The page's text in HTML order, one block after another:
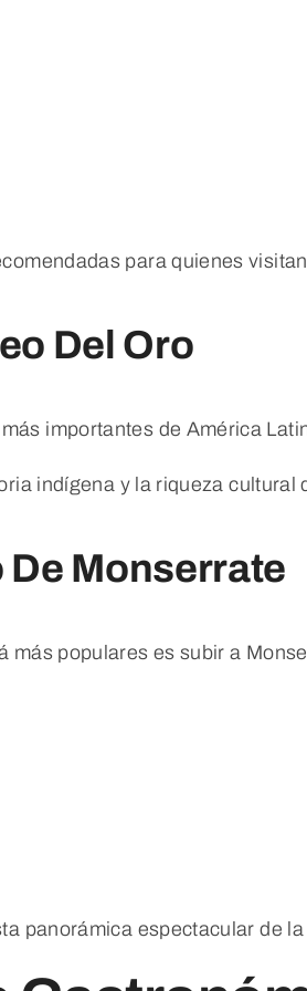
para quienes
Del Oro
importantes de América
indígena y la riqueza cultural
De Monserrate
más populares es subir a
panorámica espectacular de